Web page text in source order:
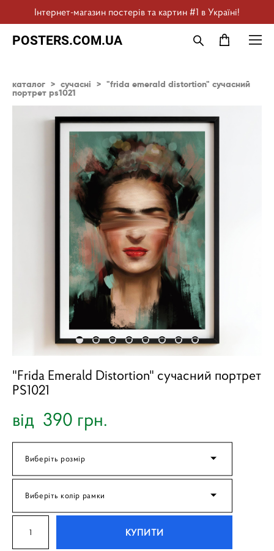
Інтернет-магазин постерів та картин #1 в Україні!
POSTERS.COM.UA
каталог > сучасні > "frida emerald distortion" сучасний
портрет ps1021
"Frida Emerald Distortion" сучасний портрет
PS1021
від 390 грн.
Виберіть розмір
Виберіть колір рамки
КУПИТИ